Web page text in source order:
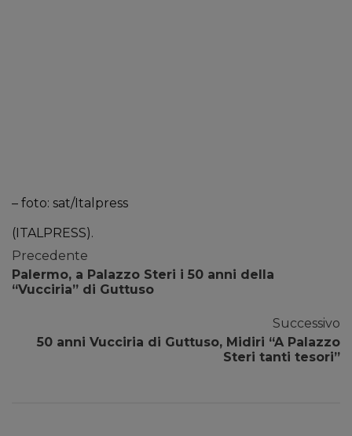
– foto: sat/Italpress
(ITALPRESS).
Precedente
Palermo, a Palazzo Steri i 50 anni della
“Vucciria” di Guttuso
Successivo
50 anni Vucciria di Guttuso, Midiri “A Palazzo
Steri tanti tesori”